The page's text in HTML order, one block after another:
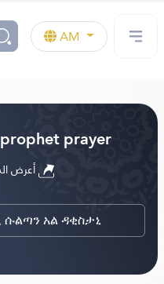
AM
prayer
አል ዳቂስታኒ